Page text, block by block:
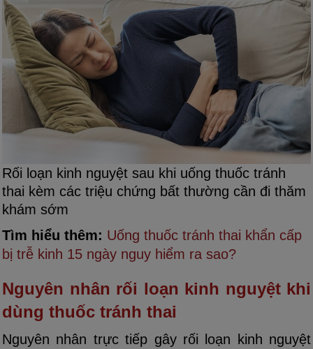
Rối loạn kinh nguyệt sau khi uống thuốc tránh
thai kèm các triệu chứng bất thường cần đi thăm
khám sớm
Tìm hiểu thêm: Uống thuốc tránh thai khẩn cấp
bị trễ kinh 15 ngày nguy hiểm ra sao?
Nguyên nhân rối loạn kinh nguyệt khi
dùng thuốc tránh thai
Nguyên nhân trực tiếp gây rối loạn kinh nguyệt